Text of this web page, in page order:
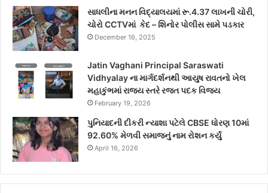
સાધલીના મનન વિદ્યાલયમાં રૂ.4.37 લાખની ચોરી,
ચોરો CCTVમાં કેદ – શિનોર પોલીસ સામે પડકાર
December 16, 2025
Jatin Vaghani Principal Saraswati
Vidhyalay ના માર્ગદર્શનથી આયુષ રાવતનો ખેલ
મહાકુંભમાં રાજ્ય સ્તરે રજત પદક વિજય
February 19, 2026
પુનિયાદની દીકરી ન્યાશા પટેલે CBSE ધોરણ 10માં
92.60% મેળવી સમાજનું નામ રોશન કર્યું
April 16, 2026